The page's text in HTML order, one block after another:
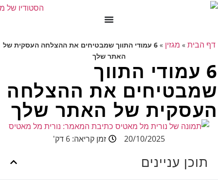
דף הבית » מגזין »
6 עמודי התווך שמבטיחים את ההצלחה העסקית של
האתר שלך
6 עמודי התווך
שמבטיחים את ההצלחה
העסקית של האתר שלך
כתיבת המאמר: נורית מל מאטיס
20/10/2025
זמן קריאה: 6 דק'
תוכן עניינים